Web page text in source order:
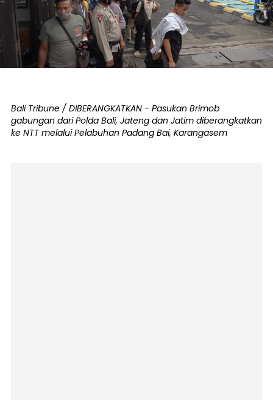
Bali Tribune / DIBERANGKATKAN - Pasukan Brimob
gabungan dari Polda Bali, Jateng dan Jatim diberangkatkan
ke NTT melalui Pelabuhan Padang Bai, Karangasem